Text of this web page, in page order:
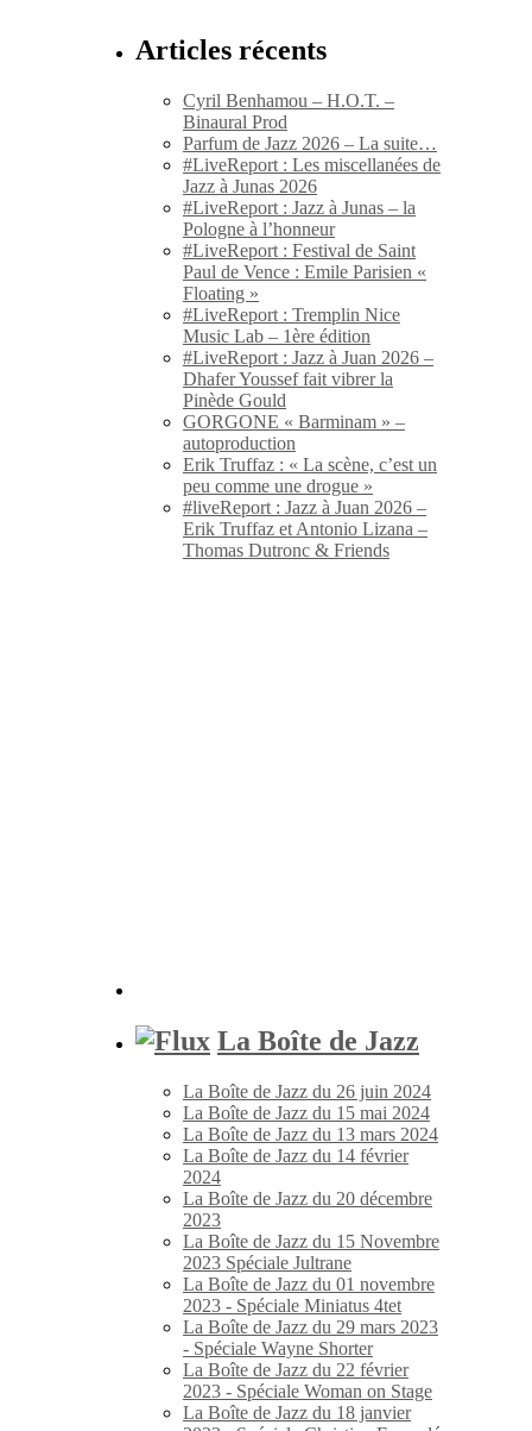
Articles récents
Cyril Benhamou – H.O.T. –
Binaural Prod
Parfum de Jazz 2026 – La suite…
#LiveReport : Les miscellanées de
Jazz à Junas 2026
#LiveReport : Jazz à Junas – la
Pologne à l’honneur
#LiveReport : Festival de Saint
Paul de Vence : Emile Parisien «
Floating »
#LiveReport : Tremplin Nice
Music Lab – 1ère édition
#LiveReport : Jazz à Juan 2026 –
Dhafer Youssef fait vibrer la
Pinède Gould
GORGONE « Barminam » –
autoproduction
Erik Truffaz : « La scène, c’est un
peu comme une drogue »
#liveReport : Jazz à Juan 2026 –
Erik Truffaz et Antonio Lizana –
Thomas Dutronc & Friends
La Boîte de Jazz
La Boîte de Jazz du 26 juin 2024
La Boîte de Jazz du 15 mai 2024
La Boîte de Jazz du 13 mars 2024
La Boîte de Jazz du 14 février
2024
La Boîte de Jazz du 20 décembre
2023
La Boîte de Jazz du 15 Novembre
2023 Spéciale Jultrane
La Boîte de Jazz du 01 novembre
2023 - Spéciale Miniatus 4tet
La Boîte de Jazz du 29 mars 2023
- Spéciale Wayne Shorter
La Boîte de Jazz du 22 février
2023 - Spéciale Woman on Stage
La Boîte de Jazz du 18 janvier